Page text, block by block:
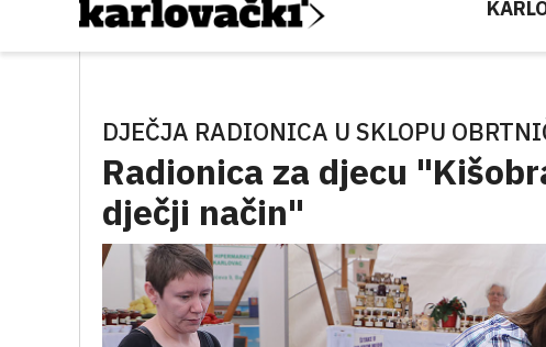
DJEČJA RADIONICA U SKLOPU
Radionica za djecu
dječji način"